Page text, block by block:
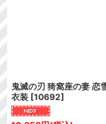
鬼滅の刃 猗窩座の妻 恋
衣装 [10692]